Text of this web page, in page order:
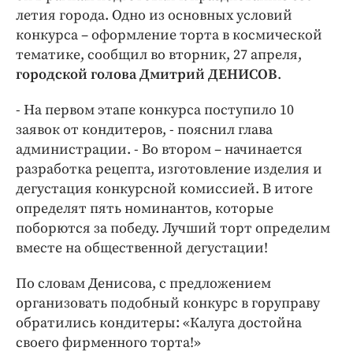
Интересное чтиво
Клиника года
Бренд года
Работодатель года
летия города. Одно из основных условий
конкурса – оформление торта в космической
тематике, сообщил во вторник, 27 апреля,
городской голова Дмитрий ДЕНИСОВ.
- На первом этапе конкурса поступило 10
заявок от кондитеров, - пояснил глава
администрации. - Во втором – начинается
разработка рецепта, изготовление изделия и
дегустация конкурсной комиссией. В итоге
определят пять номинантов, которые
поборются за победу. Лучший торт определим
вместе на общественной дегустации!
По словам Денисова, с предложением
организовать подобный конкурс в горуправу
обратились кондитеры: «Калуга достойна
своего фирменного торта!»